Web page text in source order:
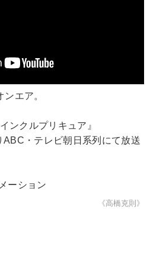
エア。
ンクルプリキュア』
・テレビ朝日系列にて放送
ーション
《高橋克則》